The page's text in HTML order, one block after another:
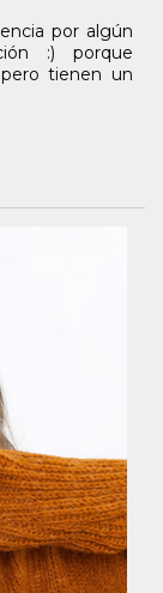
por algún
:) porque
tienen un